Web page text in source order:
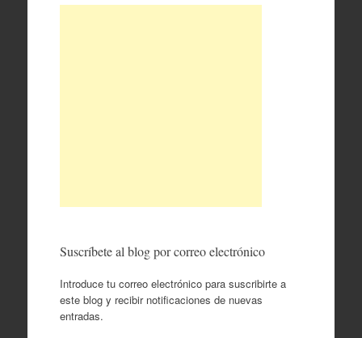
Suscríbete al blog por correo electrónico
Introduce tu correo electrónico para suscribirte a
este blog y recibir notificaciones de nuevas
entradas.